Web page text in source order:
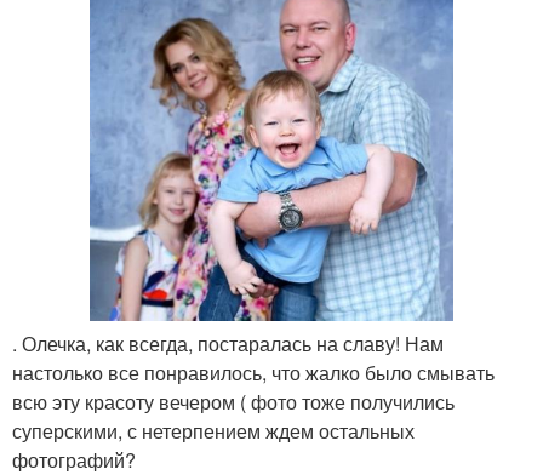
. Олечка, как всегда, постаралась на славу! Нам
настолько все понравилось, что жалко было смывать
всю эту красоту вечером ( фото тоже получились
суперскими, с нетерпением ждем остальных
фотографий?